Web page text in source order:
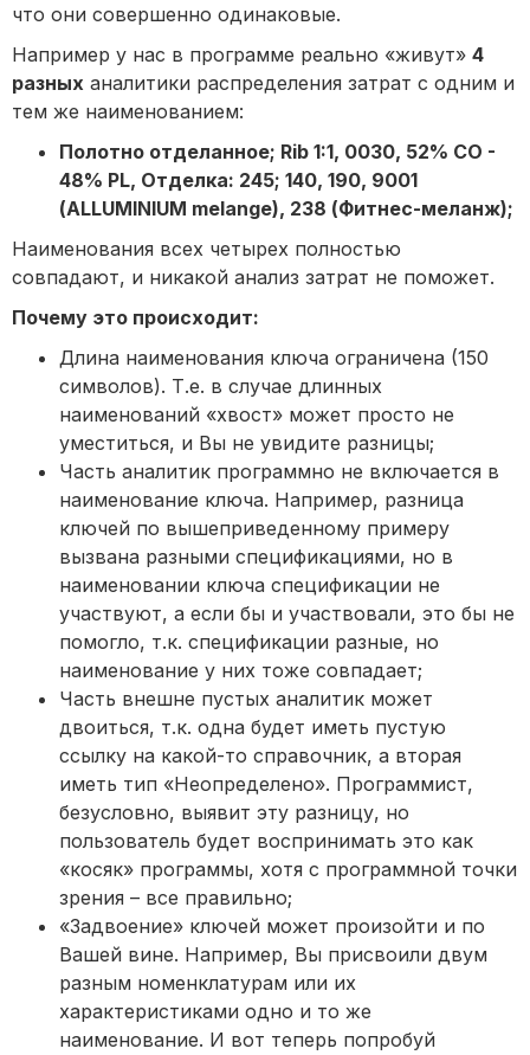
что они совершенно одинаковые.
Например у нас в программе реально «живут» 4
разных аналитики распределения затрат с одним и
тем же наименованием:
Полотно отделанное; Rib 1:1, 0030, 52% CO -
48% PL, Отделка: 245; 140, 190, 9001
(ALLUMINIUM melange), 238 (Фитнес-меланж);
Наименования всех четырех полностью
совпадают, и никакой анализ затрат не поможет.
Почему это происходит:
Длина наименования ключа ограничена (150
символов). Т.е. в случае длинных
наименований «хвост» может просто не
уместиться, и Вы не увидите разницы;
Часть аналитик программно не включается в
наименование ключа. Например, разница
ключей по вышеприведенному примеру
вызвана разными спецификациями, но в
наименовании ключа спецификации не
участвуют, а если бы и участвовали, это бы не
помогло, т.к. спецификации разные, но
наименование у них тоже совпадает;
Часть внешне пустых аналитик может
двоиться, т.к. одна будет иметь пустую
ссылку на какой-то справочник, а вторая
иметь тип «Неопределено». Программист,
безусловно, выявит эту разницу, но
пользователь будет воспринимать это как
«косяк» программы, хотя с программной точки
зрения – все правильно;
«Задвоение» ключей может произойти и по
Вашей вине. Например, Вы присвоили двум
разным номенклатурам или их
характеристиками одно и то же
наименование. И вот теперь попробуй